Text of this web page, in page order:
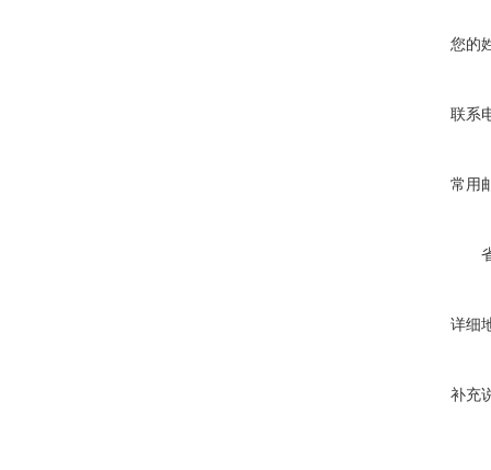
您的
联系
常用
详细
补充